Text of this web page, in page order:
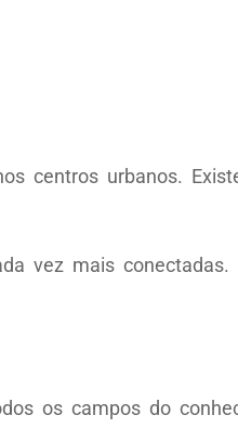
centros urbanos.
vez mais conectadas.
os campos do